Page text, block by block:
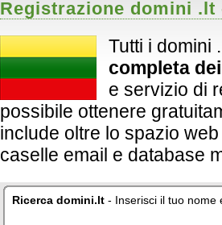
Registrazione domini .lt
Tutti i domini
completa
e servizio di
possibile ottenere
include oltre lo spazio
caselle email e database
Ricerca domini.lt - Inserisci il tuo nome